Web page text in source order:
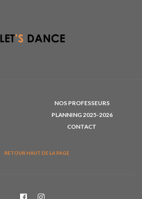
NOS PROFESSEURS
PLANNING 2025-2026
CONTACT
RETOUR HAUT DE LA PAGE